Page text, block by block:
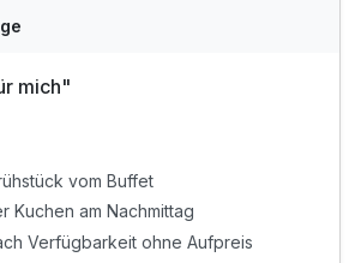
mich"
vom Buffet
Kuchen am Nachmittag
Verfügbarkeit ohne Aufpreis